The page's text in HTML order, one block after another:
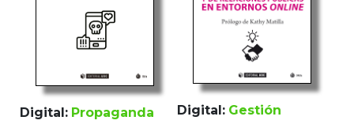
Digital: Propaganda Digital: Gestión